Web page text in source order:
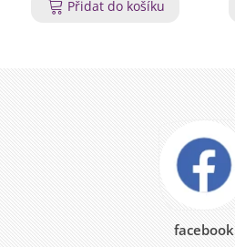
Přidat do košíku
facebook